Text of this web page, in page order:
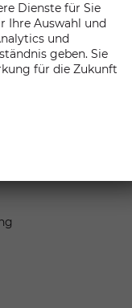
i-Size-kompatibel
Dienste für Sie
Ihre Auswahl und
und
geben. Sie
für die Zukunft